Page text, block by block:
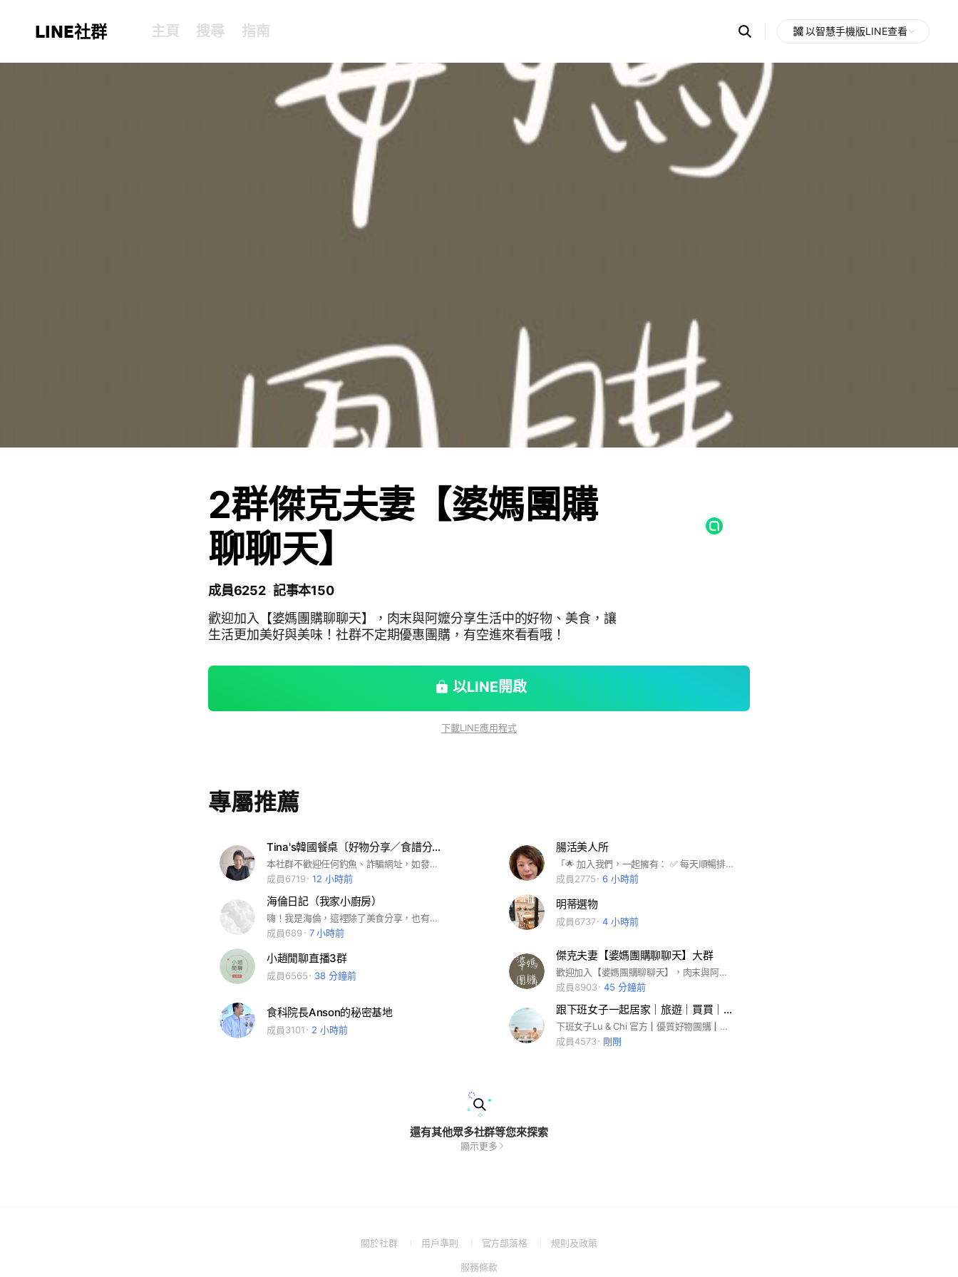
LINE社群 主頁 搜尋 指南 Search
OpenChats
messages
search
area
以智慧手機版LINE查看
2群傑克夫妻【婆媽團購
聊聊天】
成員6252 記事本150
歡迎加入【婆媽團購聊聊天】，肉末與阿嬤分享生活中的好物、美食，讓
生活更加美好與美味！社群不定期優惠團購，有空進來看看哦！
以LINE開啟
下載LINE應用程式
專屬推薦
Tina's韓國餐桌〔好物分享／食譜分享〕
本社群不歡迎任何釣魚、詐騙網址，如發現一律封鎖並列黑名單
成員6719
12 小時前
腸活美人所
「🌟 加入我們，一起擁有： ✅ 每天順暢排便的輕鬆感 ✅ 告別小腹凸出的自信美 ✅ 消化系統平衡的舒適感 💡 專業腸道健康知識分享 🍃 天然調理方法教學 🎉科學快速「腸活調理包」｜ #腸道 #腸活 #益生菌 #養瘦菌 #免疫力 #情緒 #失智 #過動 #睡眠 #便秘 #腸漏 #憂鬱 #過敏 #小腹剋星 #順暢 #腸腦軸線 #腸是第二大腦
成員2775
6 小時前
海倫日記（我家小廚房）
嗨！我是海倫，這裡除了美食分享，也有親子生活好物、健康美妝分享。歡迎您一起加入
成員689
7 小時前
明蒂選物
成員6737 4 小時前
小趙閒聊直播3群
成員6565 38 分鐘前
傑克夫妻【婆媽團購聊聊天】大群
歡迎加入【婆媽團購聊聊天】，肉末與阿嬤分享生活中的好物、美食，讓生活更加美好與美味！社群不定期優惠團購，有空進來看看哦！
成員8903
45 分鐘前
食科院長Anson的秘密基地
成員3101 2 小時前
跟下班女子一起居家｜旅遊｜買買｜幸福團🌈❤️
下班女子Lu & Chi 官方┃優質好物團購┃國外自助旅遊┃居家佈置┃好飯店民宿┃好餐廳咖啡店┃女友的聊天室┃實用資訊交流 邀你一起好好生活好好呼吸/吃有溫度的美食/買有質感的好物/做有溫度的好人🥰 2人自從經歷父母生病後，決定再忙再累，也要努力討個好人生。邀你一起在喜歡的事上努力，自由溫暖地愛著。 🌈❤️ 歡迎加入這個歡樂購物旅遊天地！ 一起聊天，一起討好人生！
成員4573
剛剛
還有其他眾多社群等您來探索
顯示更多
關於社群
(Open用戶準則
(Open
a
官方部落格
(Open規則及政策(Open
服務條款(Open